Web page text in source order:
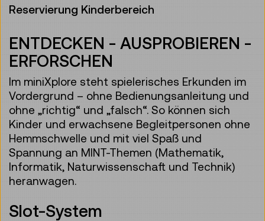
Reservierung Kinderbereich
ENTDECKEN - AUSPROBIEREN -
ERFORSCHEN
Im miniXplore steht spielerisches Erkunden im
Vordergrund – ohne Bedienungsanleitung und
ohne „richtig“ und „falsch“. So können sich
Kinder und erwachsene Begleitpersonen ohne
Hemmschwelle und mit viel Spaß und
Spannung an MINT-Themen (Mathematik,
Informatik, Naturwissenschaft und Technik)
heranwagen.
Slot-System